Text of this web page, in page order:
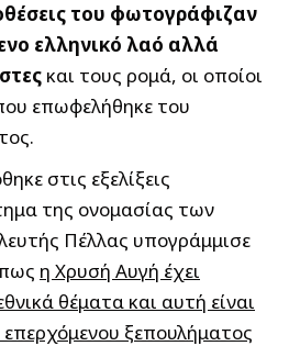
του φωτογράφιζαν
ελληνικό λαό αλλά
και τους ρομά, οι οποίοι
επωφελήθηκε του
στις εξελίξεις
της ονομασίας των
Πέλλας υπογράμμισε
η Χρυσή Αυγή έχει
θέματα και αυτή είναι
ξεπουλήματος